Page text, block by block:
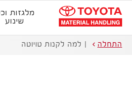
מלגזות
שינוע
התחלה למה לקנות טויוטה